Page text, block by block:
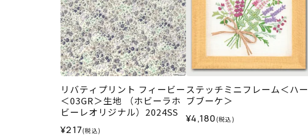
リバティプリント フィービー
＜03GR＞生地 （ホビーラホ
ビーレオリジナル）2024SS
¥217(税込)
ステッチミニフレーム＜ハー
ブブーケ＞
¥4,180(税込)